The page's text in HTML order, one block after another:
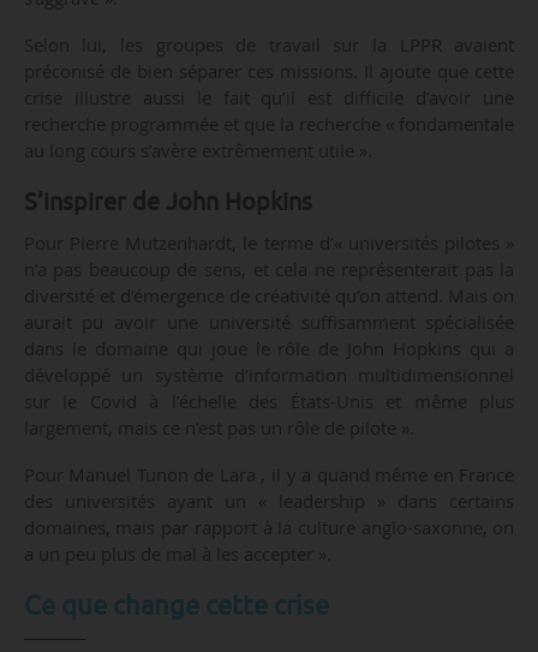
Selon lui, les groupes de travail sur la LPPR avaient
préconisé de bien séparer ces missions. Il ajoute que cette
crise illustre aussi le fait qu’il est difficile d’avoir une
recherche programmée et que la recherche « fondamentale
au long cours s’avère extrêmement utile ».
S’inspirer de John Hopkins
Pour Pierre Mutzenhardt, le terme d’« universités pilotes »
n’a pas beaucoup de sens, et cela ne représenterait pas la
diversité et d’émergence de créativité qu’on attend. Mais on
aurait pu avoir une université suffisamment spécialisée
dans le domaine qui joue le rôle de John Hopkins qui a
développé un système d’information multidimensionnel
sur le Covid à l’échelle des États-Unis et même plus
largement, mais ce n’est pas un rôle de pilote ».
Pour Manuel Tunon de Lara , il y a quand même en France
des universités ayant un « leadership » dans certains
domaines, mais par rapport à la culture anglo-saxonne, on
a un peu plus de mal à les accepter ».
Ce que change cette crise